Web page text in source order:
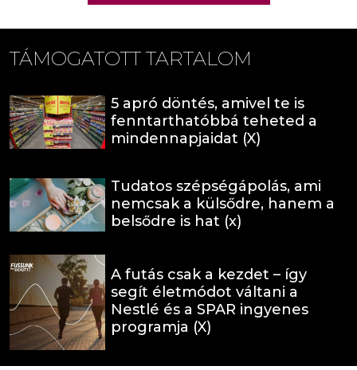
TÁMOGATOTT TARTALOM
5 apró döntés, amivel te is
fenntarthatóbbá teheted a
mindennapjaidat (X)
Tudatos szépségápolás, ami
nemcsak a külsődre, hanem a
belsődre is hat (x)
A futás csak a kezdet – így
segít életmódot váltani a
Nestlé és a SPAR ingyenes
programja (X)